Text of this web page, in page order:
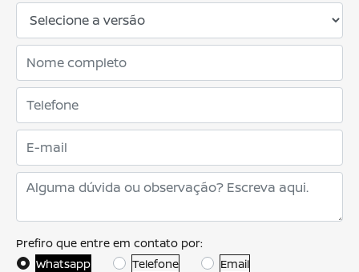
Prefiro que entre em contato por:
Whatsapp
Telefone Email